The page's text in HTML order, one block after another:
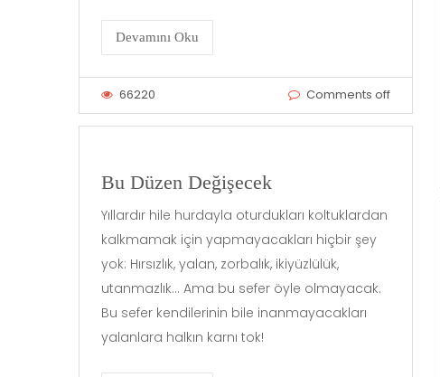
Devamını Oku
66220 Comments off
Bu Düzen Değişecek
Yıllardır hile hurdayla oturdukları koltuklardan
kalkmamak için yapmayacakları hiçbir şey
yok: Hırsızlık, yalan, zorbalık, ikiyüzlülük,
utanmazlık… Ama bu sefer öyle olmayacak.
Bu sefer kendilerinin bile inanmayacakları
yalanlara halkın karnı tok!